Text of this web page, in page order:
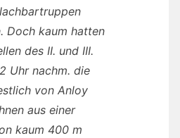
Doch kaum hatten
des II. und III.
Uhr nachm. die
von Anloy
aus einer
kaum 400 m